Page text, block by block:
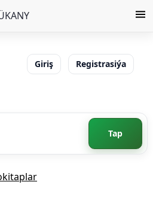
Giriş Registrasiýa
Tap